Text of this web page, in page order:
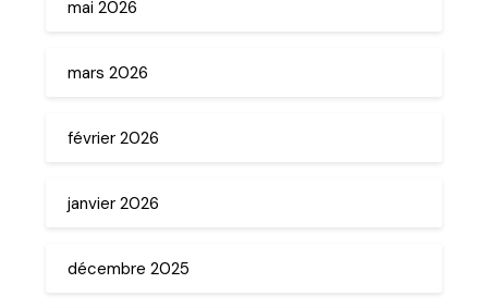
mai 2026
mars 2026
février 2026
janvier 2026
décembre 2025